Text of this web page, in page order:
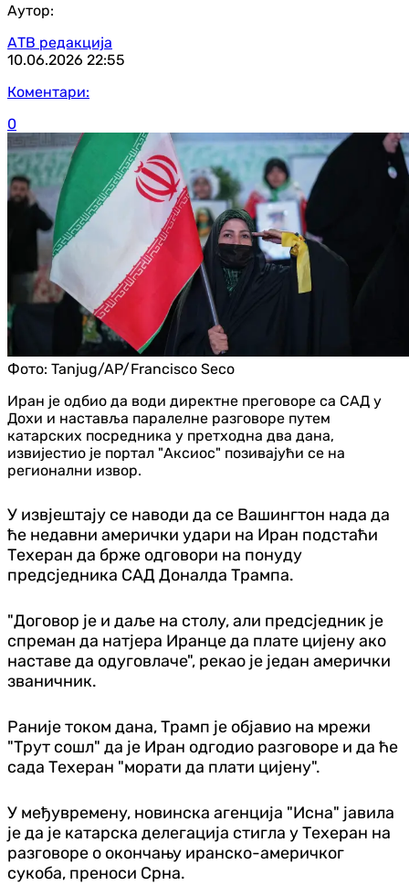
Аутор:
АТВ редакција
10.06.2026 22:55
Коментари:
0
Фото: Tanjug/AP/Francisco Seco
Иран је одбио да води директне преговоре са САД у
Дохи и наставља паралелне разговоре путем
катарских посредника у претходна два дана,
извијестио је портал "Аксиос" позивајући се на
регионални извор.
У извјештају се наводи да се Вашингтон нада да
ће недавни амерички удари на Иран подстаћи
Техеран да брже одговори на понуду
предсједника САД Доналда Трампа.
"Договор је и даље на столу, али предсједник је
спреман да натјера Иранце да плате цијену ако
наставе да одуговлаче", рекао је један амерички
званичник.
Раније током дана, Трамп је објавио на мрежи
"Трут сошл" да је Иран одгодио разговоре и да ће
сада Техеран "морати да плати цијену".
У међувремену, новинска агенција "Исна" јавила
је да је катарска делегација стигла у Техеран на
разговоре о окончању иранско-америчког
сукоба, преноси Срна.